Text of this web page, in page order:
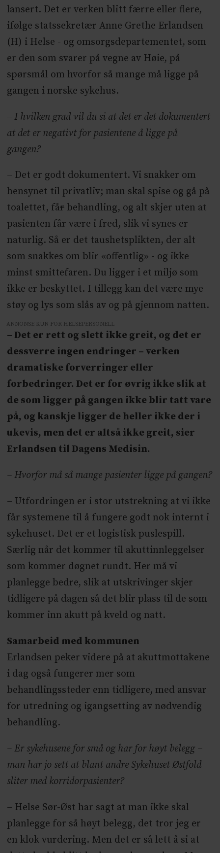
lansert. Det er verken blitt færre eller flere,
ifølge statssekretær Anne Grethe Erlandsen
(H) i Helse - og omsorgsdepartementet, som
er den som svarer på vegne av Høie, på
spørsmål om hvorfor så mange må ligge på
gangen i norske sykehus.
– I hvilken grad vil du si at det er det dokumentert
at det er negativt for pasientene å ligge på
gangen?
– Det er godt dokumentert. Vi snakker om
hensynet til privatliv; man skal spise og gå på
toalettet, fårbehandling, og alt skjer uten at
pasienten får være i fred, slik vi synes er
naturlig. Så er det taushetsplikten, der alt
som snakkes om blir «offentlig» - og ikke
minst smittefaren. Du ligger i et miljø som
ikke er beskyttet. I tillegg kan det være mye
støy og lys som slås av og på gjennom natten.
ANNONSE KUN FOR HELSEPERSONELL
– Det er rett og slett ikke greit, og det er
dessverre ingen endringer – verken
dramatiske forverringer eller
forbedringer. Det er for øvrig ikke slik at
de som ligger på gangen ikke blir tatt vare
på, og kanskje ligger de heller ikke der i
ukevis, men det er altså ikke greit, sier
Erlandsen til Dagens Medisin.
– Hvorfor må så mange pasienter ligge på gangen?
– Utfordringen er i stor utstrekning at vi ikke
får systemene til å fungere godt nok internt i
sykehuset. Det er et logistisk puslespill.
Særlig når det kommer til akuttinnleggelser
som kommer døgnet rundt. Her må vi
planlegge bedre, slik at utskrivinger skjer
tidligere på dagen så det blir plass til de som
kommer inn akutt på kveld og natt.
Samarbeid med kommunen
Erlandsen peker videre på at akuttmottakene
i dag også fungerer mer som
behandlingssteder enn tidligere, med ansvar
for utredning og igangsetting av nødvendig
behandling.
– Er sykehusene for små og har for høyt belegg –
man har jo sett at blant andre Sykehuset Østfold
sliter med korridorpasienter?
– Helse Sør-Øst har sagt at man ikke skal
planlegge for så høyt belegg, det tror jeg er
en klok vurdering. Men det er så lett å si at